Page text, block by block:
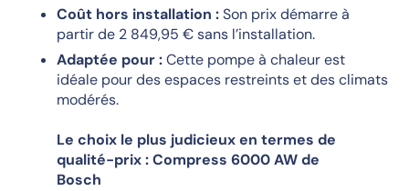
Coût hors installation :Son prix démarre à
partir de 2 849,95 € sans l’installation.
Adaptée pour :Cette pompe à chaleur est
idéale pour des espaces restreints et des climats
modérés.
Le choix le plus judicieux en termes de
qualité-prix : Compress 6000 AW de
Bosch